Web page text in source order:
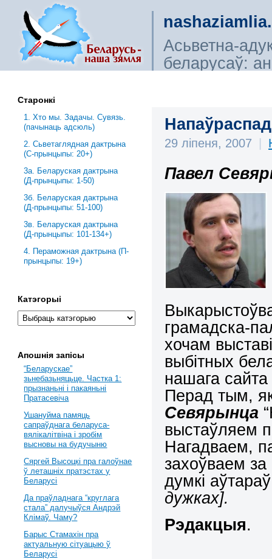
Асьветна-
беларусаў:
Напаўраспад
29 ліпеня, 2007 |
Павел
грамадска-
хочам
выбітных
нашага
Перад тым,
Севярынца
выстаўляем
Нагадваем,
захоўваем
думкі
дужках].
Рэдакцыя.
Старонкі
1. Хто мы. Задачы. Сувязь.
(пачынаць адсюль)
2. Сьветаглядная дактрына
(С-прынцыпы: 20+)
3a. Беларуская дактрына
(Д-прынцыпы: 1-50)
3б. Беларуская дактрына
(Д-прынцыпы: 51-100)
3в. Беларуская дактрына
(Д-прынцыпы: 101-134+)
4. Пераможная дактрына (П-
прынцыпы: 19+)
Катэгорыі
Апошнія запісы
“Беларускае”
зьнебазьняцьце. Частка 1:
прызнаньні і пакаяньні
Пратасевіча
Ушануйма памяць
сапраўднага беларуса-
вялікалітвіна і зробім
высновы на будучыню
Сяргей Высоцкі пра галоўнае
ў леташніх пратэстах у
Беларусі
Да праўладнага “круглага
стала” далучыўся Андрэй
Клімаў. Чаму?
Барыс Стамахін пра
актуальную сітуацыю ў
Беларусі